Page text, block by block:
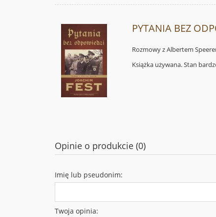
PYTANIA BEZ
Rozmowy z Albertem
Książka używana. Stan
Opinie o produkcie (0)
Imię lub pseudonim:
Twoja opinia: